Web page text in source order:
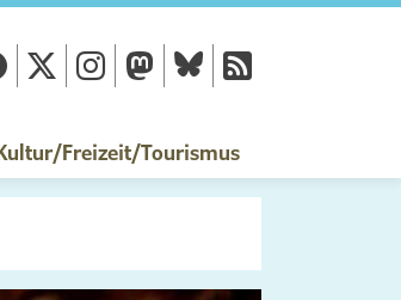
Freizeit/Tourismus